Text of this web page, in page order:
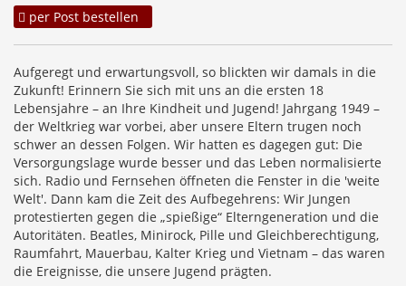
per Post bestellen
Aufgeregt und erwartungsvoll, so blickten wir damals in die
Zukunft! Erinnern Sie sich mit uns an die ersten 18
Lebensjahre – an Ihre Kindheit und Jugend! Jahrgang 1949 –
der Weltkrieg war vorbei, aber unsere Eltern trugen noch
schwer an dessen Folgen. Wir hatten es dagegen gut: Die
Versorgungslage wurde besser und das Leben normalisierte
sich. Radio und Fernsehen öffneten die Fenster in die 'weite
Welt'. Dann kam die Zeit des Aufbegehrens: Wir Jungen
protestierten gegen die „spießige“ Elterngeneration und die
Autoritäten. Beatles, Minirock, Pille und Gleichberechtigung,
Raumfahrt, Mauerbau, Kalter Krieg und Vietnam – das waren
die Ereignisse, die unsere Jugend prägten.